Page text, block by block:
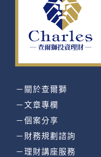
－關於查爾獅
－文章專欄
－個案分享
－財務規劃諮詢
－理財講座服務